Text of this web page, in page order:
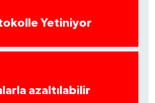
Yetiniyor
azaltılabilir